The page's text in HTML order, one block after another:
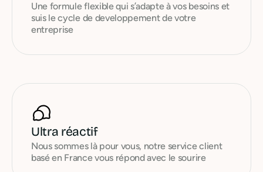
Une formule flexible qui s’adapte à vos besoins et
suis le cycle de developpement de votre
entreprise
Ultra réactif
Nous sommes là pour vous, notre service client
basé en France vous répond avec le sourire